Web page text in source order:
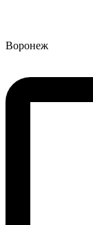
Воронеж